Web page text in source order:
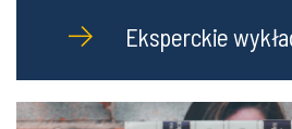
Eksperckie